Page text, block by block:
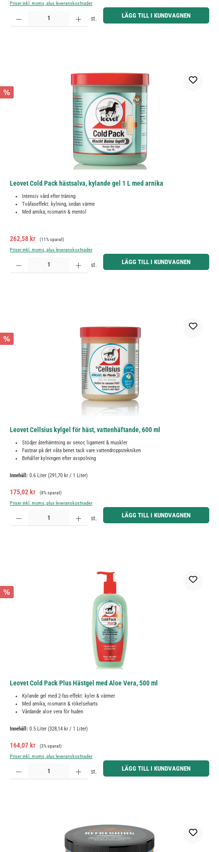
Priser inkl. moms, plus leveranskostnader
Produktkvantitet: Ange önskat belopp eller använd knapparna för att öka eller minska kvantiteten.
st. LÄGG TILL I KUNDVAGNEN
%
Leovet Cold Pack hästsalva, kylande gel 1 L med arnika
Intensiv vård efter träning
Tvåfaseffekt: kylning, sedan värme
Med arnika, rosmarin & mentol
Försäljningspris:
262,58 kr Ordinarie pris:
(11% sparat)
Priser inkl. moms, plus leveranskostnader
Produktkvantitet: Ange önskat belopp eller använd knapparna för att öka eller minska kvantiteten.
st. LÄGG TILL I KUNDVAGNEN
%
Leovet Cellsius kylgel för häst, vattenhäftande, 600 ml
Stödjer återhämtning av senor, ligament & muskler
Fastnar på det våta benet tack vare vattendroppstekniken
Behåller kylningen efter avspolning
Innehåll: 0.6 Liter (291,70 kr / 1 Liter)
Försäljningspris:
175,02 kr Ordinarie pris:
(8% sparat)
Priser inkl. moms, plus leveranskostnader
Produktkvantitet: Ange önskat belopp eller använd knapparna för att öka eller minska kvantiteten.
st. LÄGG TILL I KUNDVAGNEN
%
Leovet Cold Pack Plus Hästgel med Aloe Vera, 500 ml
Kylande gel med 2-fas-effekt: kyler & värmer
Med arnika, rosmarin & rökelseharts
Vårdande aloe vera för huden
Innehåll: 0.5 Liter (328,14 kr / 1 Liter)
Försäljningspris:
164,07 kr Ordinarie pris:
(3% sparat)
Priser inkl. moms, plus leveranskostnader
Produktkvantitet: Ange önskat belopp eller använd knapparna för att öka eller minska kvantiteten.
st. LÄGG TILL I KUNDVAGNEN